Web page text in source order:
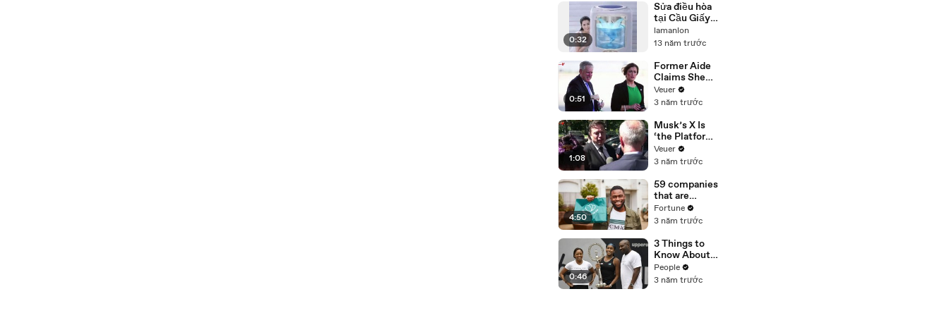
0:32
Sửa điều hòa
tại Cầu Giấy
0986687668.
lamanlon
13 năm trước
0:51
Former Aide
Claims She
Was Asked to
Make a ‘Hit
Trump
Veuer
3 năm trước
1:08
Musk’s X Is
‘the Platform
With the
Largest Ratio
Misinformatio
n or
Disinformatio
n’ Amongst
All Social
Media
Platforms
Veuer
3 năm trước
4:50
59 companies
that are
changing the
world: From
Chobani
Fortune
3 năm trước
0:46
3 Things to
Know About
Coco Gauff's
Parents
People
3 năm trước